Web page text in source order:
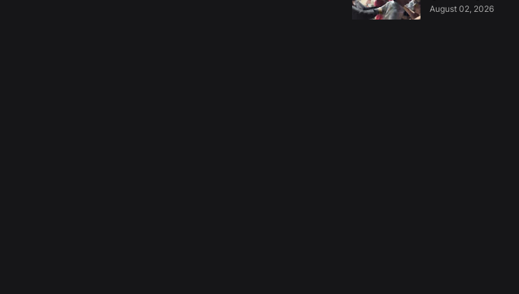
August 02, 2026